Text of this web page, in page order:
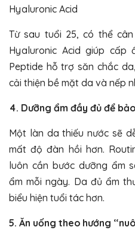
Hyaluronic Acid
Từ sau tuổi 25, có thể
Hyaluronic Acid giúp
Peptide hỗ trợ săn chắc
cải thiện bề mặt da và nếp
4. Dưỡng ẩm đầy đủ để
Một làn da thiếu nước sẽ
mất độ đàn hồi hơn.
luôn cần bước dưỡng ẩm
ẩm mỗi ngày. Da đủ ẩm
biểu hiện tuổi tác hơn.
5. Ăn uống theo hướng